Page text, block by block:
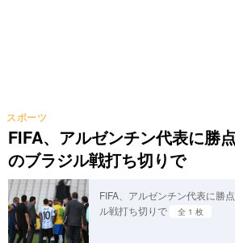
FIFA、アルゼンチン代表に
のブラジル戦打ち切りで
スポーツ
FIFA、アルゼンチン代表に勝
ル戦打ち切りで
全 1 枚